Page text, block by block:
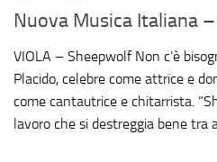
Nuova Musica Italiana
VIOLA – Sheepwolf Non c’è
Placido, celebre come attrice e
come cantautrice e chitarrista.
lavoro che si destreggia bene tra